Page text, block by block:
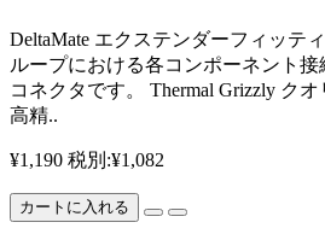
DeltaMate エクステンダーフィッテ
ループにおける各コンポーネント
コネクタです。 Thermal Grizzly ク
高精..
¥1,190 税別:¥1,082
カートに入れる